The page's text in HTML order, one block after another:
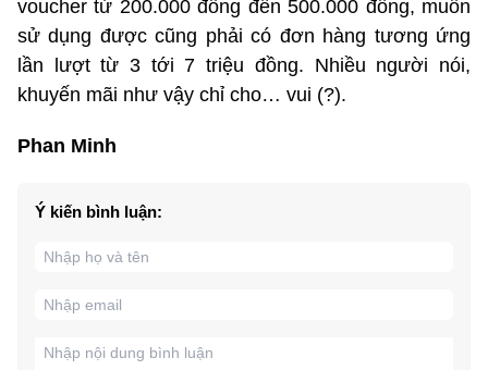
voucher từ 200.000 đồng đến 500.000 đồng, muốn
sử dụng được cũng phải có đơn hàng tương ứng
lần lượt từ 3 tới 7 triệu đồng. Nhiều người nói,
khuyến mãi như vậy chỉ cho… vui (?).
Phan Minh
Ý kiến bình luận: